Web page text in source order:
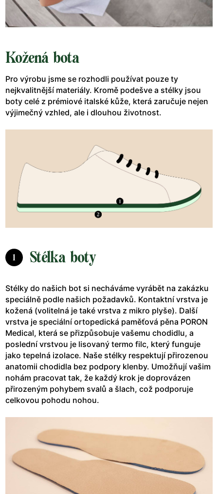
Kožená bota
Pro výrobu jsme se rozhodli používat pouze ty
nejkvalitnější materiály. Kromě podešve a stélky jsou
boty celé z prémiové italské kůže, která zaručuje nejen
výjimečný vzhled, ale i dlouhou životnost.
1 Stélka boty
Stélky do našich bot si necháváme vyrábět na zakázku
speciálně podle našich požadavků. Kontaktní vrstva je
kožená (volitelná je také vrstva z mikro plyše). Další
vrstva je speciální ortopedická paměťová pěna PORON
Medical, která se přizpůsobuje vašemu chodidlu, a
poslední vrstvou je lisovaný termo filc, který funguje
jako tepelná izolace. Naše stélky respektují přirozenou
anatomii chodidla bez podpory klenby. Umožňují vašim
nohám pracovat tak, že každý krok je doprovázen
přirozeným pohybem svalů a šlach, což podporuje
celkovou pohodu nohou.